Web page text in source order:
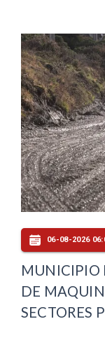
06-08-2026
MUNICIPIO
DE
SECTORES